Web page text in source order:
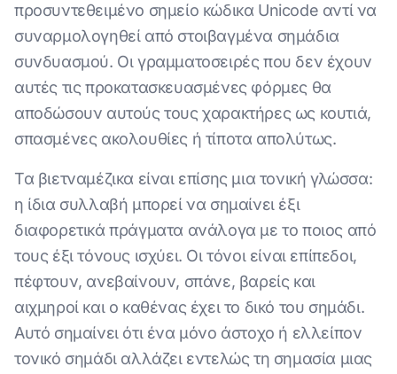
προσυντεθειμένο σημείο κώδικα Unicode αντί να
συναρμολογηθεί από στοιβαγμένα σημάδια
συνδυασμού. Οι γραμματοσειρές που δεν έχουν
αυτές τις προκατασκευασμένες φόρμες θα
αποδώσουν αυτούς τους χαρακτήρες ως κουτιά,
σπασμένες ακολουθίες ή τίποτα απολύτως.
Τα βιετναμέζικα είναι επίσης μια τονική γλώσσα:
η ίδια συλλαβή μπορεί να σημαίνει έξι
διαφορετικά πράγματα ανάλογα με το ποιος από
τους έξι τόνους ισχύει. Οι τόνοι είναι επίπεδοι,
πέφτουν, ανεβαίνουν, σπάνε, βαρείς και
αιχμηροί και ο καθένας έχει το δικό του σημάδι.
Αυτό σημαίνει ότι ένα μόνο άστοχο ή ελλείπον
τονικό σημάδι αλλάζει εντελώς τη σημασία μιας